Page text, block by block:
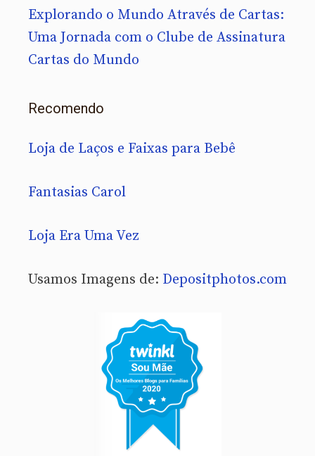
Explorando o Mundo Através de Cartas:
Uma Jornada com o Clube de Assinatura
Cartas do Mundo
Recomendo
Loja de Laços e Faixas para Bebê
Fantasias Carol
Loja Era Uma Vez
Usamos Imagens de: Depositphotos.com